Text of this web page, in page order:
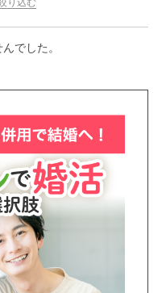
報を配信中！
から
談所をご紹介
を取得しております
でした。